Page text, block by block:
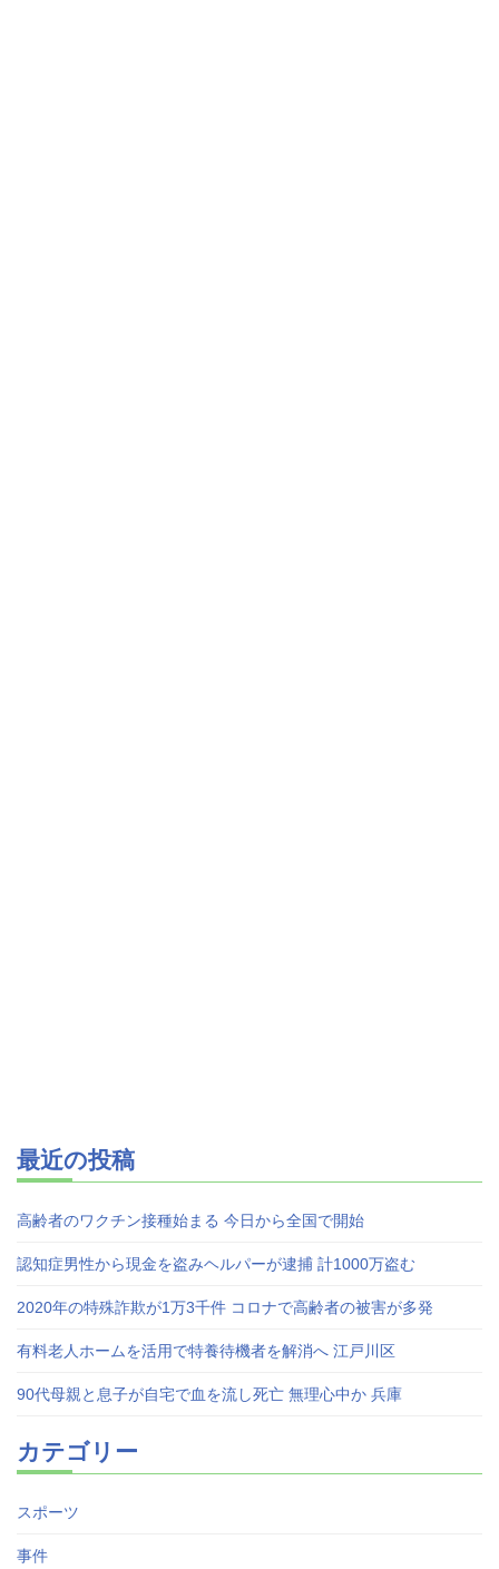
最近の投稿
高齢者のワクチン接種始まる 今日から全国で開始
認知症男性から現金を盗みヘルパーが逮捕 計1000万盗む
2020年の特殊詐欺が1万3千件 コロナで高齢者の被害が多発
有料老人ホームを活用で特養待機者を解消へ 江戸川区
90代母親と息子が自宅で血を流し死亡 無理心中か 兵庫
カテゴリー
スポーツ
事件